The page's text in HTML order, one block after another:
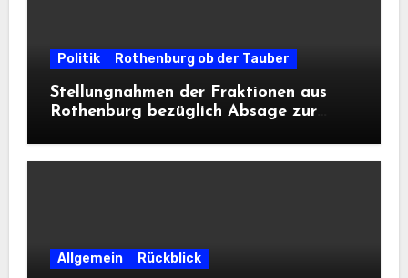
Politik Rothenburg ob der Tauber
Stellungnahmen der Fraktionen aus
Rothenburg bezüglich Absage zur
Allgemein Rückblick